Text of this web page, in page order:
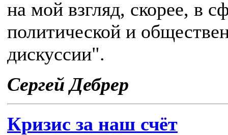
на мой взгляд, скорее, в
политической и
дискуссии".
Сергей Дебрер
Кризис за наш счёт